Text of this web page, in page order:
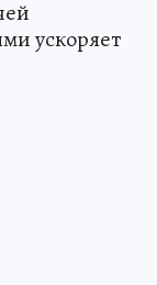
ускоряет